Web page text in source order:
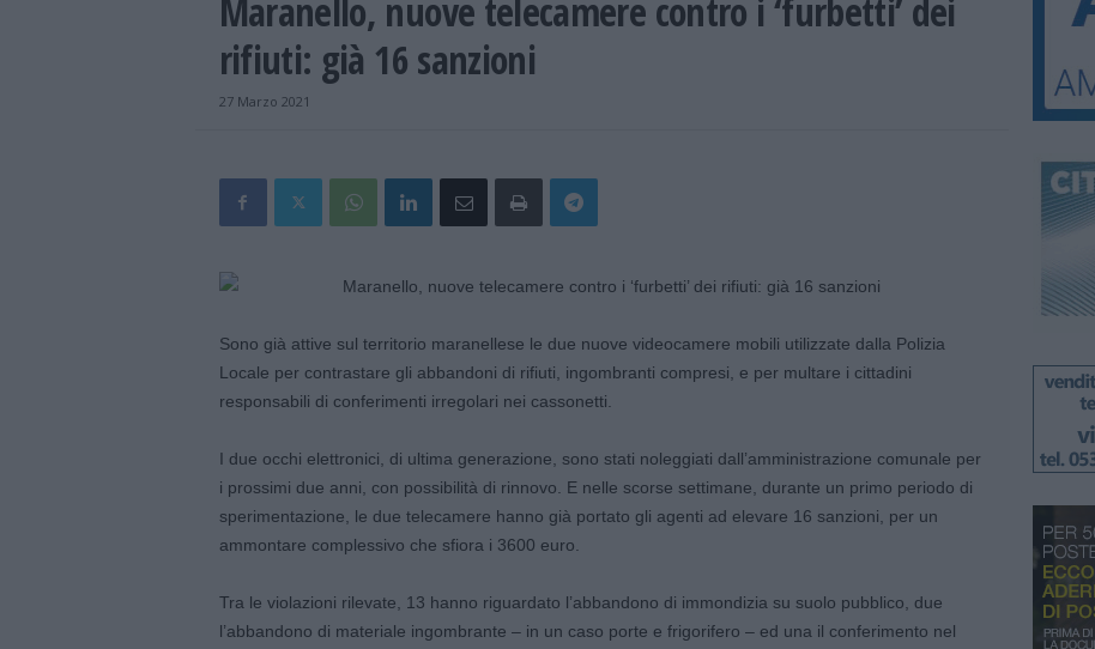
Maranello, nuove telecamere contro i ‘furbetti’ dei
rifiuti: già 16 sanzioni
27 Marzo 2021
Sono già attive sul territorio maranellese le due nuove videocamere mobili utilizzate dalla Polizia
Locale per contrastare gli abbandoni di rifiuti, ingombranti compresi, e per multare i cittadini
responsabili di conferimenti irregolari nei cassonetti.
I due occhi elettronici, di ultima generazione, sono stati noleggiati dall’amministrazione comunale per
i prossimi due anni, con possibilità di rinnovo. E nelle scorse settimane, durante un primo periodo di
sperimentazione, le due telecamere hanno già portato gli agenti ad elevare 16 sanzioni, per un
ammontare complessivo che sfiora i 3600 euro.
Tra le violazioni rilevate, 13 hanno riguardato l’abbandono di immondizia su suolo pubblico, due
l’abbandono di materiale ingombrante – in un caso porte e frigorifero – ed una il conferimento nel